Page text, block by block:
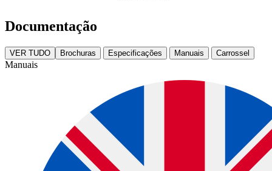
Documentação
VER TUDO Brochuras Especificações Manuais Carrossel
Manuais